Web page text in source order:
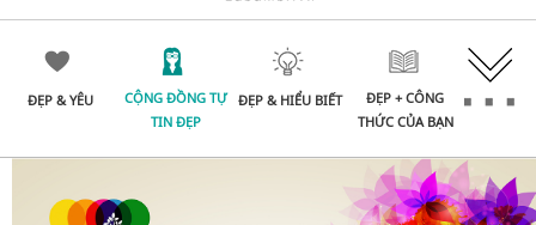
ĐẸP & YÊU
CỘNG ĐỒNG TỰ
TIN ĐẸP
ĐẸP & HIỂU BIẾT
ĐẸP + CÔNG
THỨC CỦA BẠN